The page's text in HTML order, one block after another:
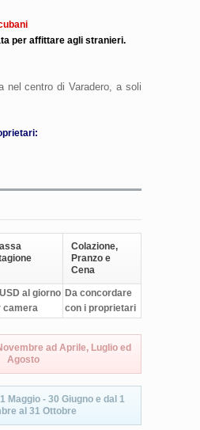
per affittare agli stranieri.
nel centro di Varadero, a soli
Colazione,
Pranzo e
Cena
al giorno
camera
Da concordare
con i proprietari
ad Aprile, Luglio ed
Agosto
Maggio - 30 Giugno e dal 1
al 31 Ottobre